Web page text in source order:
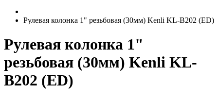
Рулевая колонка 1" резьбовая (30мм) Kenli KL-B202 (ED)
Рулевая колонка 1"
резьбовая (30мм) Kenli KL-
B202 (ED)